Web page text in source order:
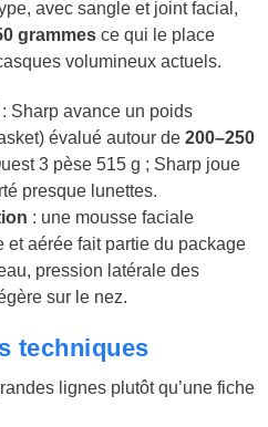
avec sangle et joint facial,
grammes ce qui le place
volumineux actuels.
: Sharp avance un poids
évalué autour de200–250
3 pèse 515 g ; Sharp joue
presque lunettes.
: une mousse faciale
aérée fait partie du package
pression latérale des
sur le nez.
techniques
lignes plutôt qu’une fiche